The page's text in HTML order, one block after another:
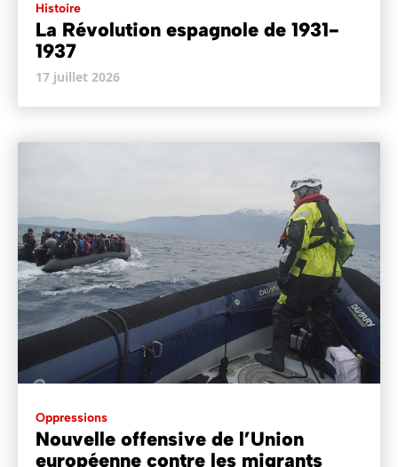
Histoire
La Révolution espagnole de 1931-
1937
17 juillet 2026
Oppressions
Nouvelle offensive de l’Union
européenne contre les migrants